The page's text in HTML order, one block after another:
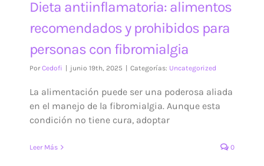
Dieta antiinflamatoria: alimentos
recomendados y prohibidos para
personas con fibromialgia
PorCedofi junio 19th, 2025 Categorías: Uncategorized
La alimentación puede ser una poderosa aliada
en el manejo de la fibromialgia. Aunque esta
condición no tiene cura, adoptar
Leer Más 0